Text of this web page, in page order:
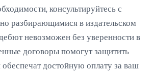
консультируйтесь с
разбирающимися в издательском
невозможен без уверенности в
договоры помогут защитить
достойную оплату за ваш